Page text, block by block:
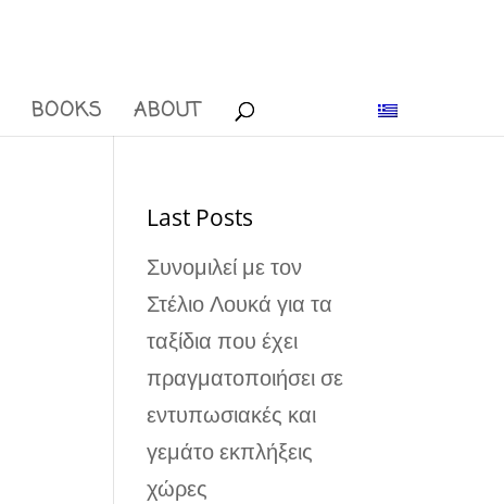
BOOKS ABOUT
Last Posts
Συνομιλεί με τον
Στέλιο Λουκά για τα
ταξίδια που έχει
πραγματοποιήσει σε
εντυπωσιακές και
γεμάτο εκπλήξεις
χώρες